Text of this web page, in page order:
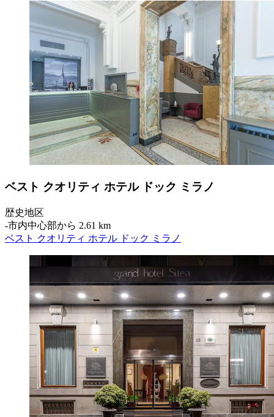
ベスト クオリティ ホテル ドック ミラノ
歴史地区
‐市内中心部から 2.61 km
ベスト クオリティ ホテル ドック ミラノ